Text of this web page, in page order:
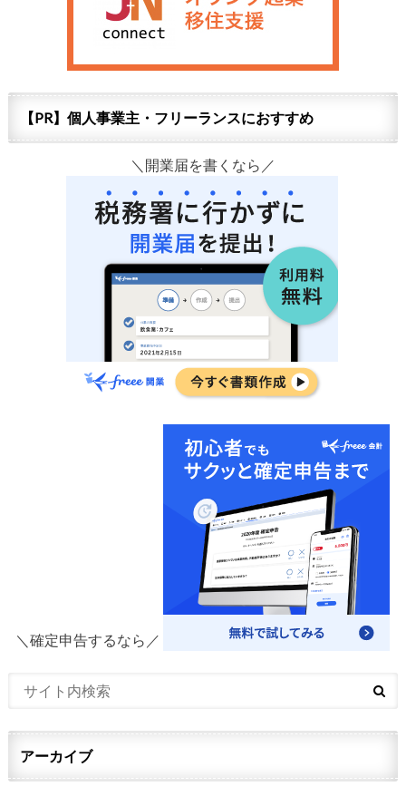
【PR】個人事業主・フリーランスにおすすめ
＼開業届を書くなら／
＼確定申告するなら／
アーカイブ